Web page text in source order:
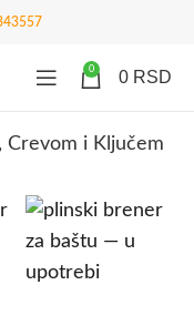
0 0 RSD